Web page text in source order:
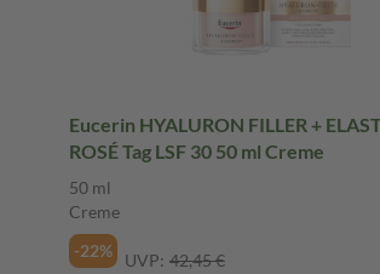
Eucerin HYALURON FILLER +
ROSÉ Tag LSF 30 50 ml Creme
50 ml
Creme
-22%
UVP: 42,45 €